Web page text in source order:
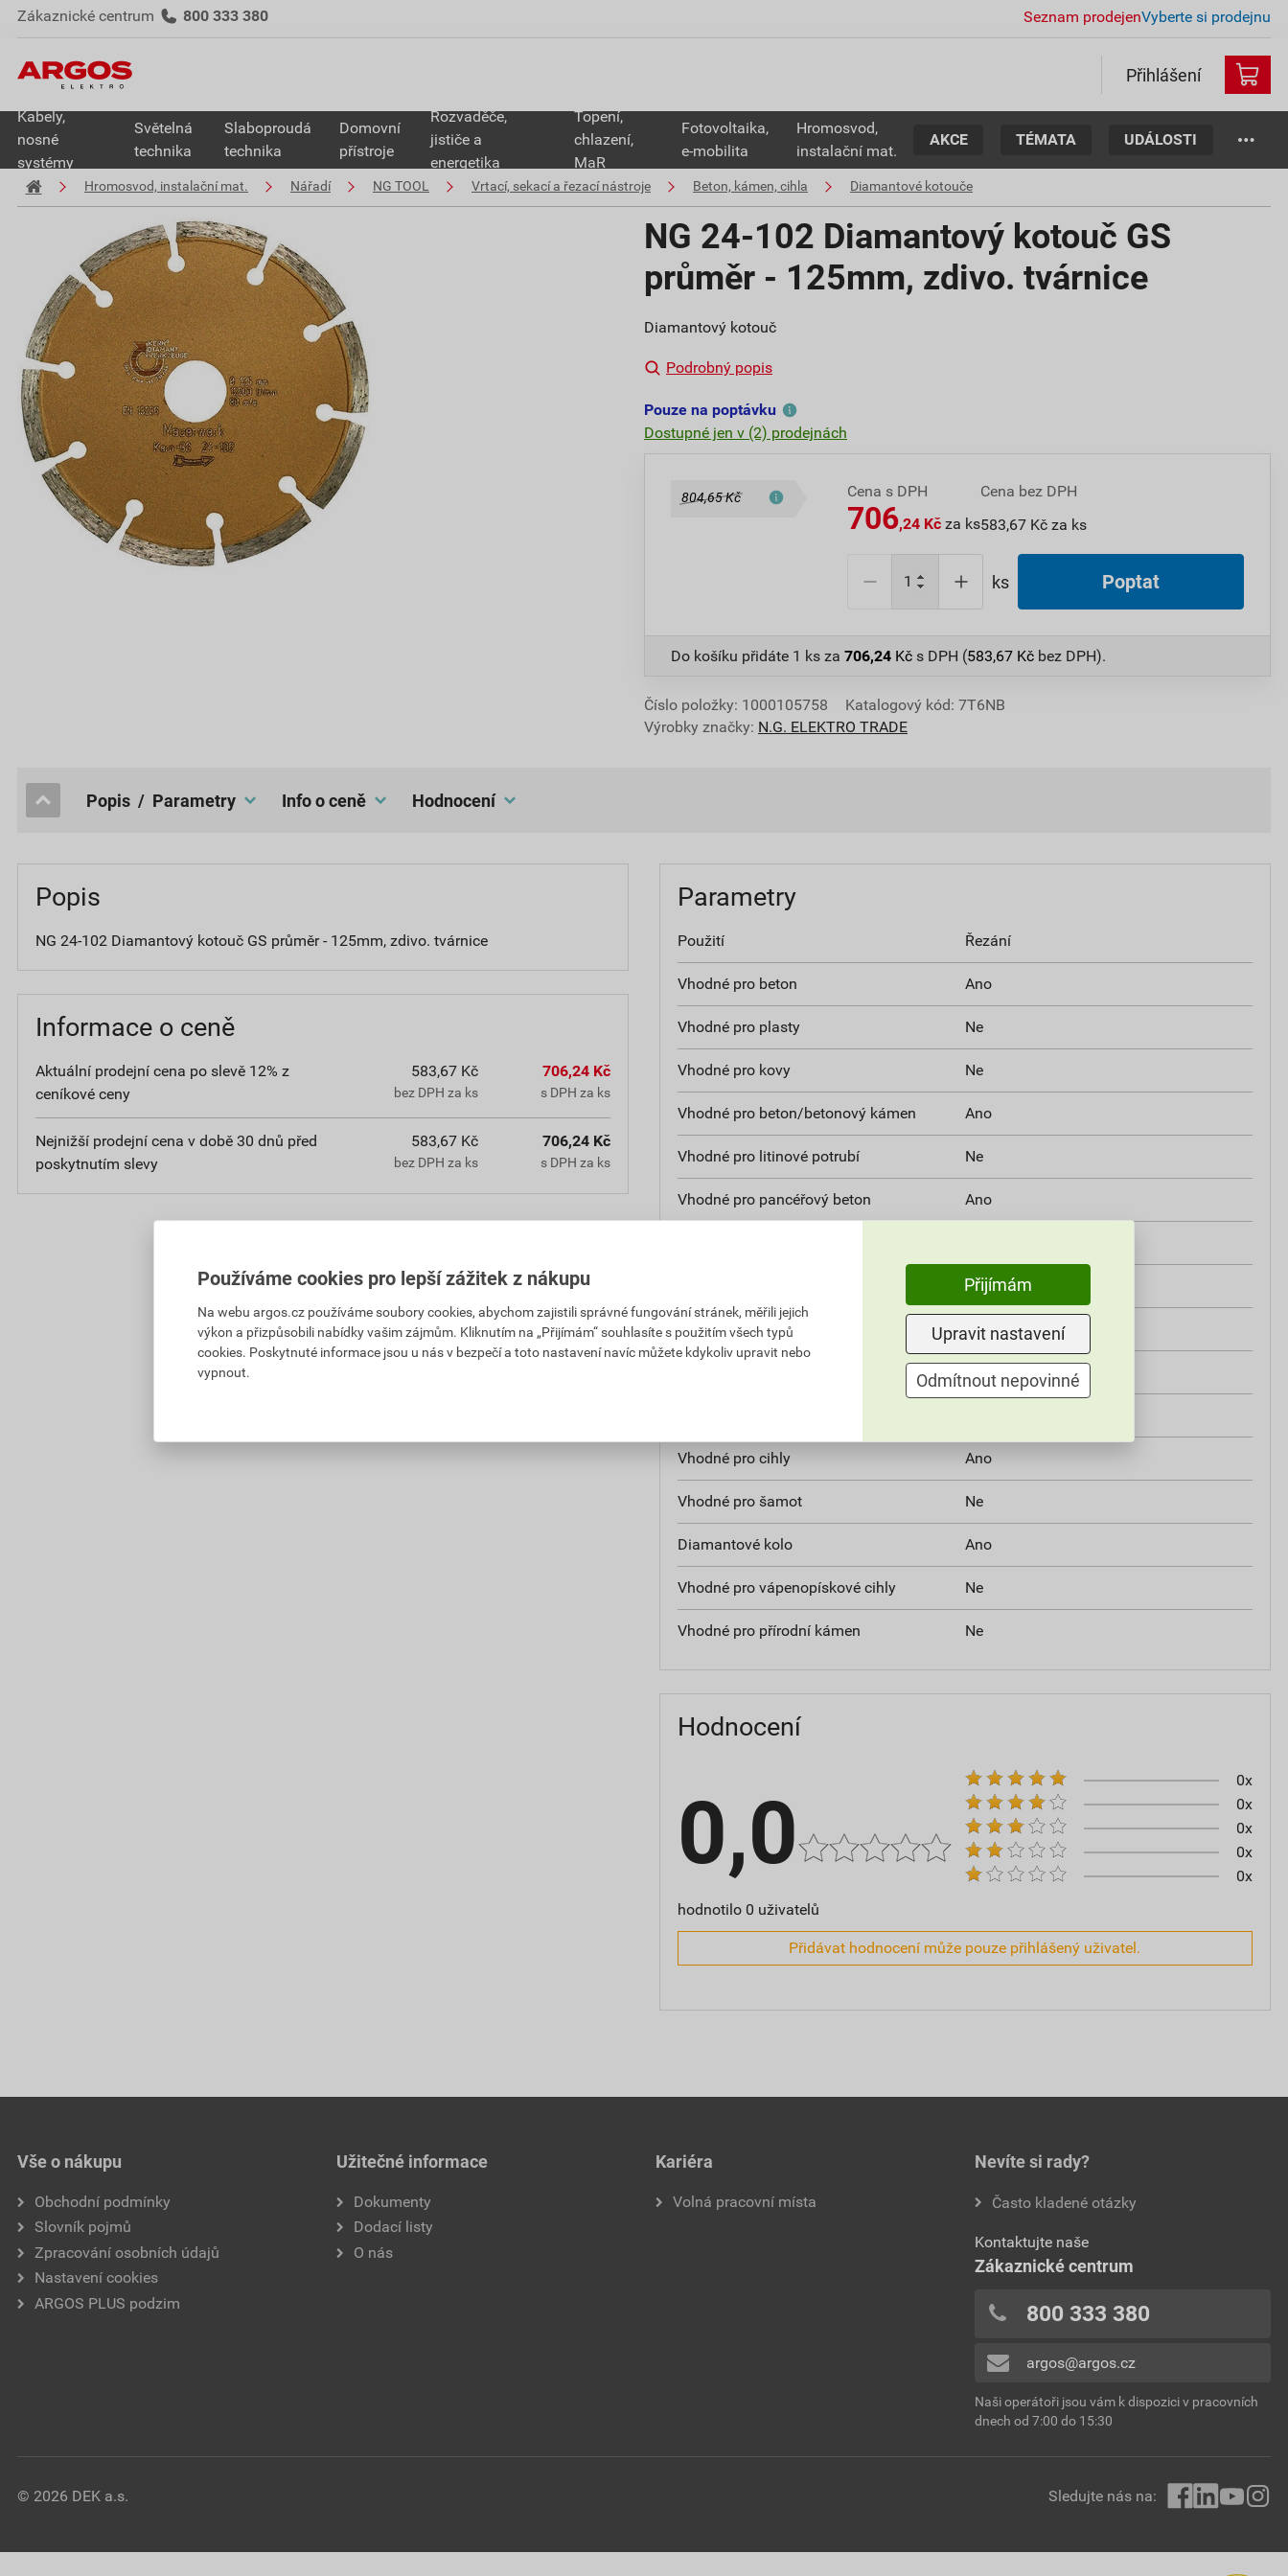
Zákaznické centrum 800 333 380 Seznam prodejenVyberte si prodejnu
Přihlášení
Kabely,
nosné
systémy
Světelná
technika
Slaboproudá
technika
Domovní
přístroje
Rozvaděče,
jističe a
energetika
Topení,
chlazení,
MaR
Fotovoltaika,
e-mobilita
Hromosvod,
instalační mat.
AKCE TÉMATA UDÁLOSTI
Hromosvod, instalační mat. Nářadí NG TOOL Vrtací, sekací a řezací nástroje Beton, kámen, cihla Diamantové kotouče
NG 24-102 Diamantový kotouč GS
průměr - 125mm, zdivo. tvárnice
Diamantový kotouč
Podrobný popis
Pouze na poptávku
Dostupné jen v (2) prodejnách
804,65 Kč Cena s DPH
706,24 Kč za ks
Cena bez DPH
583,67 Kč za ks
ks Poptat
Do košíku přidáte 1 ks za 706,24 Kč s DPH (583,67 Kč bez DPH).
Číslo položky: 1000105758
Katalogový kód: 7T6NB
Výrobky značky: N.G. ELEKTRO TRADE
popis / Parametry Info o ceně hodnocení
Popis
NG 24-102 Diamantový kotouč GS průměr - 125mm, zdivo. tvárnice
Informace o ceně
Aktuální prodejní cena po slevě 12% z
ceníkové ceny
583,67 Kč
bez DPH za ks
706,24 Kč
s DPH za ks
Nejnižší prodejní cena v době 30 dnů před
poskytnutím slevy
583,67 Kč
bez DPH za ks
706,24 Kč
s DPH za ks
Parametry
Použití Řezání
Vhodné pro beton Ano
Vhodné pro plasty Ne
Vhodné pro kovy Ne
Vhodné pro beton/betonový kámen Ano
Vhodné pro litinové potrubí Ne
Vhodné pro pancéřový beton Ano
Ano
Vhodné pro Bluestone Ne
Vhodné pro cihly Ano
Vhodné pro šamot Ne
Diamantové kolo Ano
Vhodné pro vápenopískové cihly Ne
Vhodné pro přírodní kámen Ne
Hodnocení
0,0
hodnotilo 0 uživatelů
0x
0x
0x
0x
0x
Přidávat hodnocení může pouze přihlášený uživatel.
Vše o nákupu
Obchodní podmínky
Slovník pojmů
Zpracování osobních údajů
Nastavení cookies
ARGOS PLUS podzim
Užitečné informace
Dokumenty
Dodací listy
O nás
Kariéra
Volná pracovní místa
Nevíte si rady?
Často kladené otázky
Kontaktujte naše
Zákaznické centrum
800 333 380
argos@argos.cz
Naši operátoři jsou vám k dispozici v pracovních
dnech od 7:00 do 15:30
© 2026 DEK a.s. Sledujte nás na:
Používáme cookies pro lepší zážitek z nákupu
Na webu argos.cz používáme soubory cookies, abychom zajistili správné fungování stránek, měřili jejich
výkon a přizpůsobili nabídky vašim zájmům. Kliknutím na „Přijímám“ souhlasíte s použitím všech typů
cookies. Poskytnuté informace jsou u nás v bezpečí a toto nastavení navíc můžete kdykoliv upravit nebo
vypnout.
Přijímám
Upravit nastavení
Odmítnout nepovinné